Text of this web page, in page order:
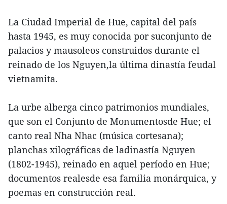
La Ciudad Imperial de Hue, capital del país
hasta 1945, es muy conocida por suconjunto de
palacios y mausoleos construidos durante el
reinado de los Nguyen,la última dinastía feudal
vietnamita.
La urbe alberga cinco patrimonios mundiales,
que son el Conjunto de Monumentosde Hue; el
canto real Nha Nhac (música cortesana);
planchas xilográficas de ladinastía Nguyen
(1802-1945), reinado en aquel período en Hue;
documentos realesde esa familia monárquica, y
poemas en construcción real.